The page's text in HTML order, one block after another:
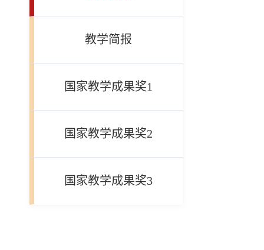
教学简报
国家教学成果奖1
国家教学成果奖2
国家教学成果奖3